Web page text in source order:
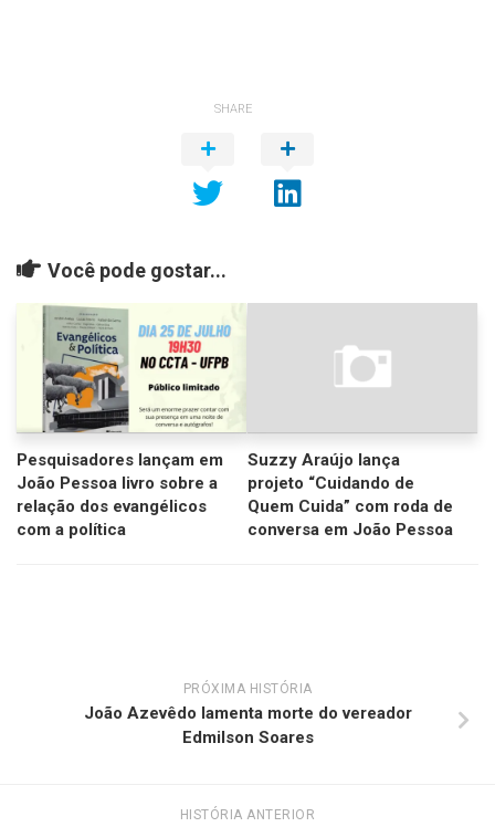
SHARE
Você pode gostar...
Pesquisadores lançam em
João Pessoa livro sobre a
relação dos evangélicos
com a política
Suzzy Araújo lança
projeto “Cuidando de
Quem Cuida” com roda de
conversa em João Pessoa
PRÓXIMA HISTÓRIA
João Azevêdo lamenta morte do vereador
Edmilson Soares
HISTÓRIA ANTERIOR